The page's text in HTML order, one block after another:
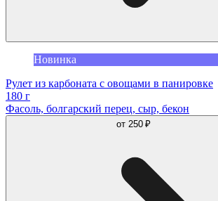
Новинка
Рулет из карбоната с овощами в панировке
180 г
Фасоль, болгарский перец, сыр, бекон
от 250 ₽